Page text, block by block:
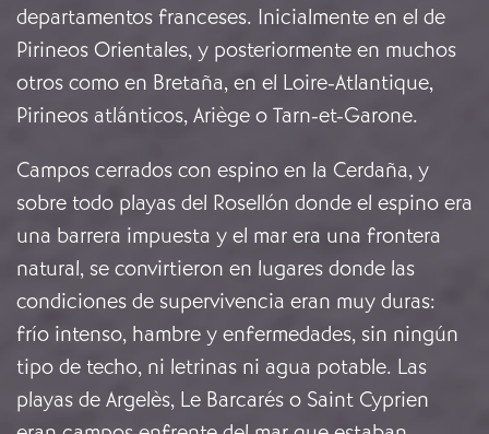
departamentos franceses. Inicialmente en el de
Pirineos Orientales, y posteriormente en muchos
otros como en Bretaña, en el Loire-Atlantique,
Pirineos atlánticos, Ariège o Tarn-et-Garone.
Campos cerrados con espino en la Cerdaña, y
sobre todo playas del Rosellón donde el espino era
una barrera impuesta y el mar era una frontera
natural, se convirtieron en lugares donde las
condiciones de supervivencia eran muy duras:
frío intenso, hambre y enfermedades, sin ningún
tipo de techo, ni letrinas ni agua potable. Las
playas de Argelès, Le Barcarés o Saint Cyprien